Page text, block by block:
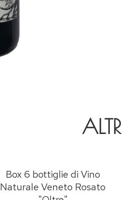
Box 6 bottiglie di Vino
Naturale Veneto Rosato